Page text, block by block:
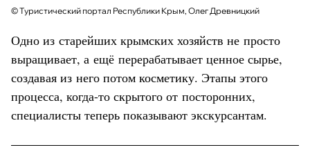
© Туристический портал Республики Крым, Олег Древницкий
Одно из старейших крымских хозяйств не просто
выращивает, а ещё перерабатывает ценное сырье,
создавая из него потом косметику. Этапы этого
процесса, когда-то скрытого от посторонних,
специалисты теперь показывают экскурсантам.